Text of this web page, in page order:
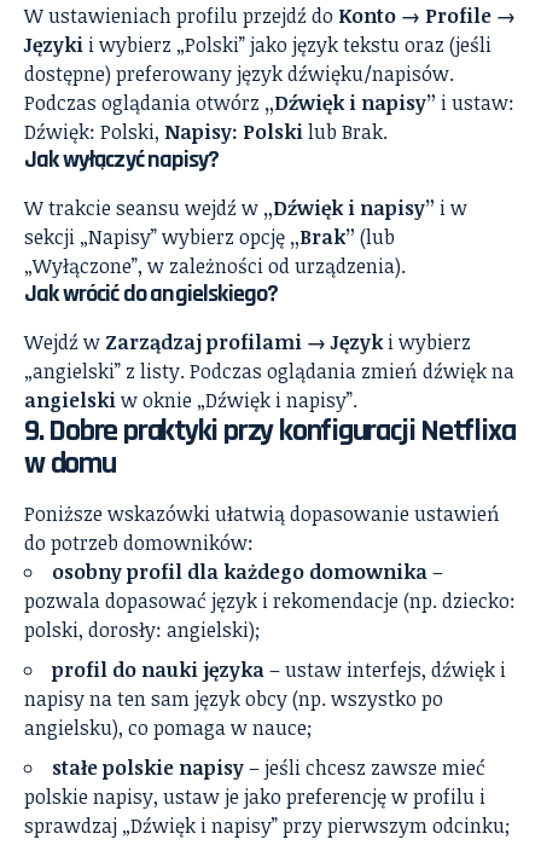
W ustawieniach profilu przejdź do Konto → Profile →
Języki i wybierz „Polski” jako język tekstu oraz (jeśli
dostępne) preferowany język dźwięku/napisów.
Podczas oglądania otwórz „Dźwięk i napisy” i ustaw:
Dźwięk: Polski, Napisy: Polskilub Brak.
Jak wyłączyć napisy?
W trakcie seansu wejdź w „Dźwięk i napisy” i w
sekcji „Napisy” wybierz opcję „Brak” (lub
„Wyłączone”, w zależności od urządzenia).
Jak wrócić do angielskiego?
Wejdź w Zarządzaj profilami → Języki wybierz
„angielski” z listy. Podczas oglądania zmień dźwięk na
angielskiw oknie „Dźwięk i napisy”.
9. Dobre praktyki przy konfiguracji Netflixa
w domu
Poniższe wskazówki ułatwią dopasowanie ustawień
do potrzeb domowników:
osobny profil dla każdego domownika–
pozwala dopasować język i rekomendacje (np. dziecko:
polski, dorosły: angielski);
profil do nauki języka– ustaw interfejs, dźwięk i
napisy na ten sam język obcy (np. wszystko po
angielsku), co pomaga w nauce;
stałe polskie napisy– jeśli chcesz zawsze mieć
polskie napisy, ustaw je jako preferencję w profilu i
sprawdzaj „Dźwięk i napisy” przy pierwszym odcinku;